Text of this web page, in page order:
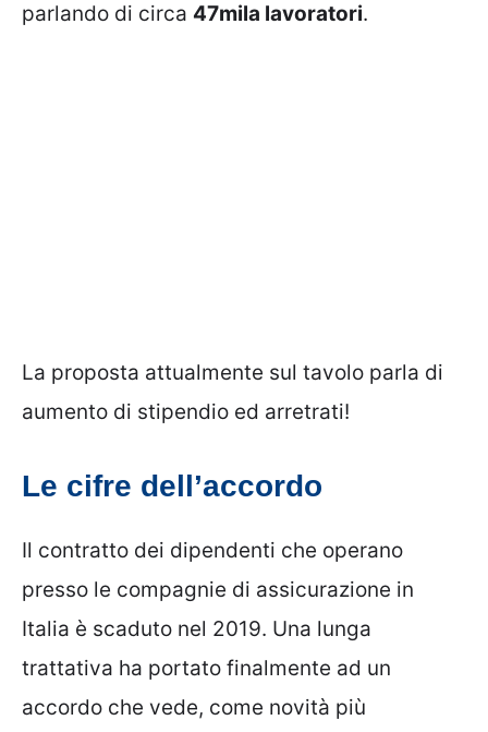
parlando di circa 47mila lavoratori.
La proposta attualmente sul tavolo parla di
aumento di stipendio ed arretrati!
Le cifre dell’accordo
Il contratto dei dipendenti che operano
presso le compagnie di assicurazione in
Italia è scaduto nel 2019. Una lunga
trattativa ha portato finalmente ad un
accordo che vede, come novità più